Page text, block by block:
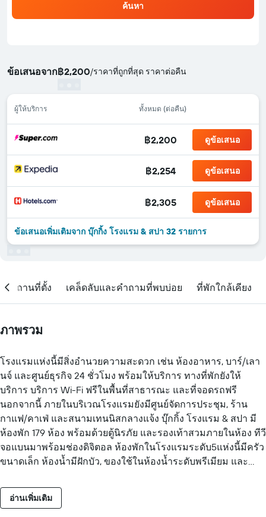
ค้นหา
ข้อเสนอจาก฿2,200/ราคาที่ถูกที่สุด ราคาต่อคืน
ผู้ให้บริการ ทั้งหมด (ต่อคืน)
฿2,200 ดูข้อเสนอ
฿2,254 ดูข้อเสนอ
฿2,305 ดูข้อเสนอ
ข้อเสนอเพิ่มเติมจาก บุ๊กกิ้ง โรงแรม & สปา 32 รายการ
สถานที่ตั้ง เคล็ดลับและคำถามที่พบบ่อย ที่พักใกล้เคียง
ภาพรวม
โรงแรมแห่งนี้มีสิ่งอำนวยความสะดวก เช่น ห้องอาหาร, บาร์/เลา
นจ์ และศูนย์ธุรกิจ 24 ชั่วโมง พร้อมให้บริการ ทางที่พักยังให้
บริการ บริการ Wi-Fi ฟรีในพื้นที่สาธารณะ และที่จอดรถฟรี
นอกจากนี้ ภายในบริเวณโรงแรมยังมีศูนย์จัดการประชุม, ร้าน
กาแฟ/คาเฟ่ และสนามเทนนิสกลางแจ้ง บุ๊กกิ้ง โรงแรม & สปา มี
ห้องพัก 179 ห้อง พร้อมด้วยตู้นิรภัย และรองเท้าสวมภายในห้อง ทีวี
จอแบนมาพร้อมช่องดิจิตอล ห้องพักในโรงแรมระดับ5แห่งนี้มีครัว
ขนาดเล็ก ห้องน้ำมีฝักบัว, ของใช้ในห้องน้ำระดับพรีเมียม และ
สายและ Wi-Fi ที่ให้บริการฟรี มีโต๊ะทำงาน และ โทรศัพท์ ให้
บริการ สามารถขอเครื่องนอนป้องกันสารก่อภูมิแพ้และเตารีด/
อ่านเพิ่มเติม